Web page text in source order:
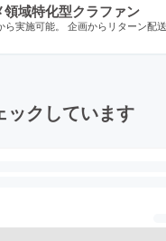
領域特化型クラファン
ら実施可能。 企画からリターン配
ックしています